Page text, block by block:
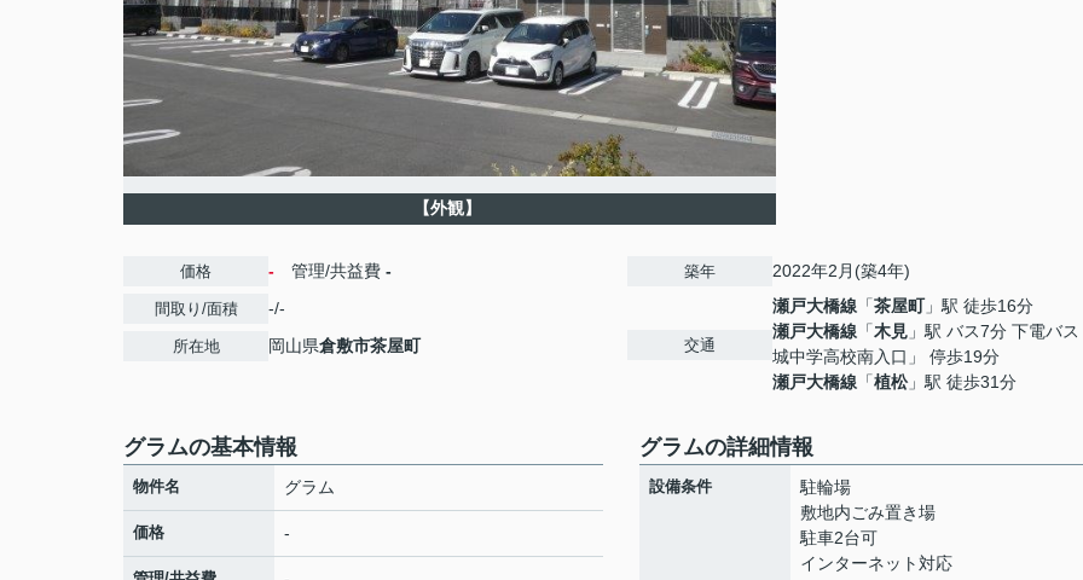
【外観】
価格 - 管理/共益費 -
間取り/面積 -/-
所在地 岡山県倉敷市茶屋町
築年 2022年2月(築4年)
交通
瀬戸大橋線 「茶屋町」駅 徒歩16分
瀬戸大橋線 「木見 」駅 バス7分 下電バ
城中学高校南入口」 停歩19分
瀬戸大橋線 「植松」駅 徒歩31分
グラムの基本情報
物件名 グラム
価格 -
グラムの詳細情報
設備条件
駐輪場
敷地内ごみ置き場
駐車2台可
インターネット対応